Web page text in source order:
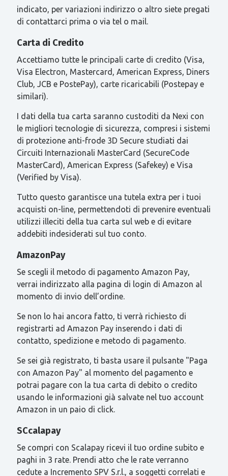
indicato, per variazioni indirizzo o altro siete pregati
di contattarci prima o via tel o mail.
Carta di Credito
Accettiamo tutte le principali carte di credito (Visa,
Visa Electron, Mastercard, American Express, Diners
Club, JCB e PostePay), carte ricaricabili (Postepay e
similari).
I dati della tua carta saranno custoditi da Nexi con
le migliori tecnologie di sicurezza, compresi i sistemi
di protezione anti-frode 3D Secure studiati dai
Circuiti Internazionali MasterCard (SecureCode
MasterCard), American Express (Safekey) e Visa
(Verified by Visa).
Tutto questo garantisce una tutela extra per i tuoi
acquisti on-line, permettendoti di prevenire eventuali
utilizzi illeciti della tua carta sul web e di evitare
addebiti indesiderati sul tuo conto.
AmazonPay
Se scegli il metodo di pagamento Amazon Pay,
verrai indirizzato alla pagina di login di Amazon al
momento di invio dell’ordine.
Se non lo hai ancora fatto, ti verrà richiesto di
registrarti ad Amazon Pay inserendo i dati di
contatto, spedizione e metodo di pagamento.
Se sei già registrato, ti basta usare il pulsante "Paga
con Amazon Pay" al momento del pagamento e
potrai pagare con la tua carta di debito o credito
usando le informazioni già salvate nel tuo account
Amazon in un paio di click.
SCcalapay
Se compri con Scalapay ricevi il tuo ordine subito e
paghi in 3 rate. Prendi atto che le rate verranno
cedute a Incremento SPV S.r.l., a soggetti correlati e